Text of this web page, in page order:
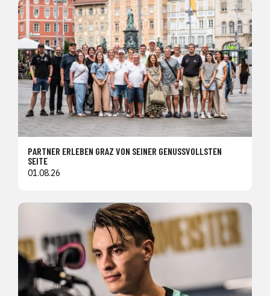
PARTNER ERLEBEN GRAZ VON SEINER GENUSSVOLLSTEN
SEITE
01.08.26